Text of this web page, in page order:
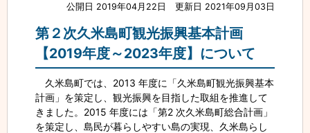
公開日 2019年04月22日 更新日 2021年09月03日
第２次久米島町観光振興基本計画
【2019年度～2023年度】について
久米島町では、2013 年度に「久米島町観光振興基本
計画」を策定し、観光振興を目指した取組を推進して
きました。2015 年度には「第2 次久米島町総合計画」
を策定し、島民が暮らしやすい島の実現、久米島らし